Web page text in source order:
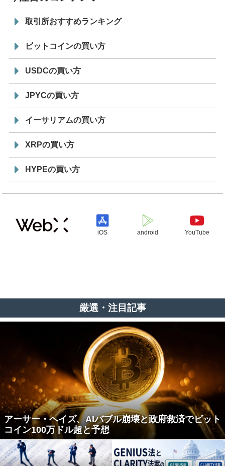
取引所おすすめランキング
ビットコインの買い方
USDCの買い方
JPYCの買い方
イーサリアムの買い方
XRPの買い方
HYPEの買い方
iOS android YouTube
厳選・注目記事
アーサー・ヘイズ、AIバブル崩壊と政府救済でビット
コイン100万ドル超と予想